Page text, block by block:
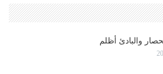
والبادئ أظلم